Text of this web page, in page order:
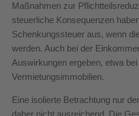
Maßnahmen zur
steuerliche Konsequenzen
Schenkungssteuer aus, wenn
werden. Auch bei der
Auswirkungen ergeben, etwa
Vermietungsimmobilien.
Eine isolierte Betrachtung nur
daher nicht ausreichend. Die